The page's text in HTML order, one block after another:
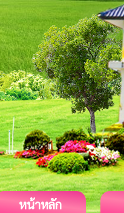
หน้าหลัก